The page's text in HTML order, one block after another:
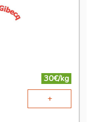
30€/kg
+